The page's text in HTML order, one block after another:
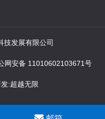
技发展有限公司
网安备 11010602103671号
:超越无限